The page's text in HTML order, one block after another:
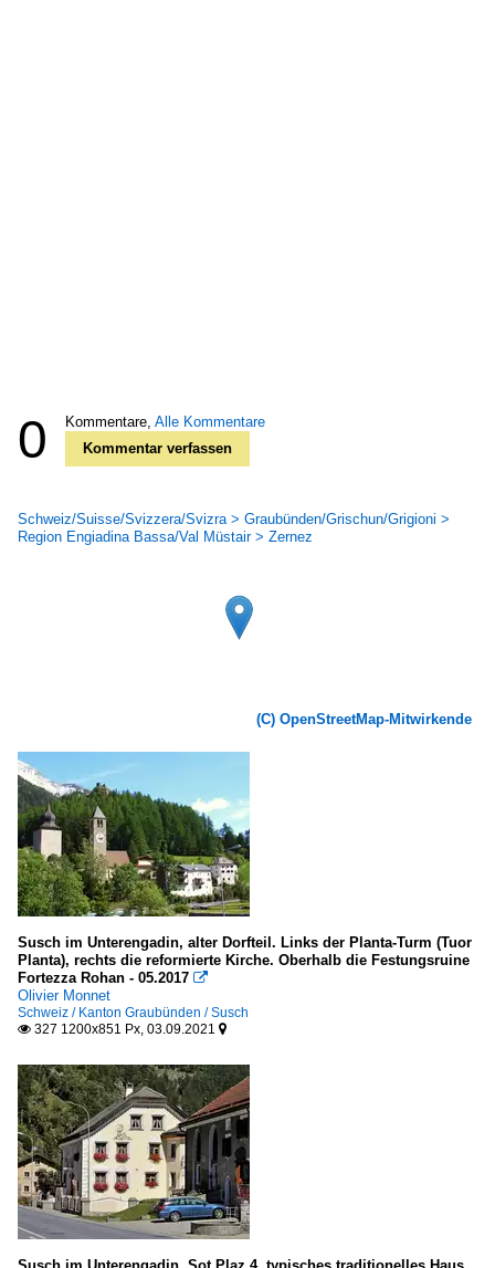
0 Kommentare, Alle Kommentare
Kommentar verfassen
Schweiz/Suisse/Svizzera/Svizra > Graubünden/Grischun/Grigioni >
Region Engiadina Bassa/Val Müstair > Zernez
(C) OpenStreetMap-Mitwirkende
Susch im Unterengadin, alter Dorfteil. Links der Planta-Turm (Tuor
Planta), rechts die reformierte Kirche. Oberhalb die Festungsruine
Fortezza Rohan - 05.2017 
Olivier Monnet
Schweiz / Kanton Graubünden / Susch
 327 1200x851 Px, 03.09.2021 